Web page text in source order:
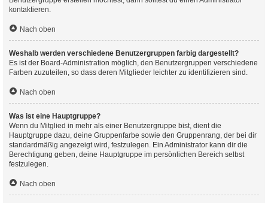
kontaktieren.
Nach oben
Weshalb werden verschiedene Benutzergruppen farbig dargestellt?
Es ist der Board-Administration möglich, den Benutzergruppen verschiedene
Farben zuzuteilen, so dass deren Mitglieder leichter zu identifizieren sind.
Nach oben
Was ist eine Hauptgruppe?
Wenn du Mitglied in mehr als einer Benutzergruppe bist, dient die
Hauptgruppe dazu, deine Gruppenfarbe sowie den Gruppenrang, der bei dir
standardmäßig angezeigt wird, festzulegen. Ein Administrator kann dir die
Berechtigung geben, deine Hauptgruppe im persönlichen Bereich selbst
festzulegen.
Nach oben